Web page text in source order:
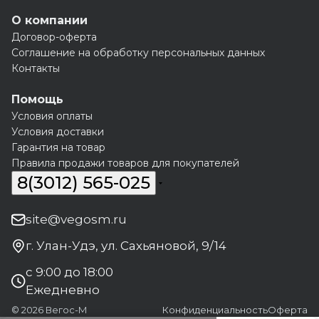
О компании
Договор-оферта
Соглашение на обработку персональных данных
Контакты
Помощь
Условия оплаты
Условия доставки
Гарантия на товар
Правила продажи товаров для покупателей
8(3012) 565-025
site@vegosm.ru
г. Улан-Удэ, ул. Сахьяновой, 9/14
с 9:00 до 18:00
Ежедневно
© 2026 Вегос-М КонфиденциальностьОферта